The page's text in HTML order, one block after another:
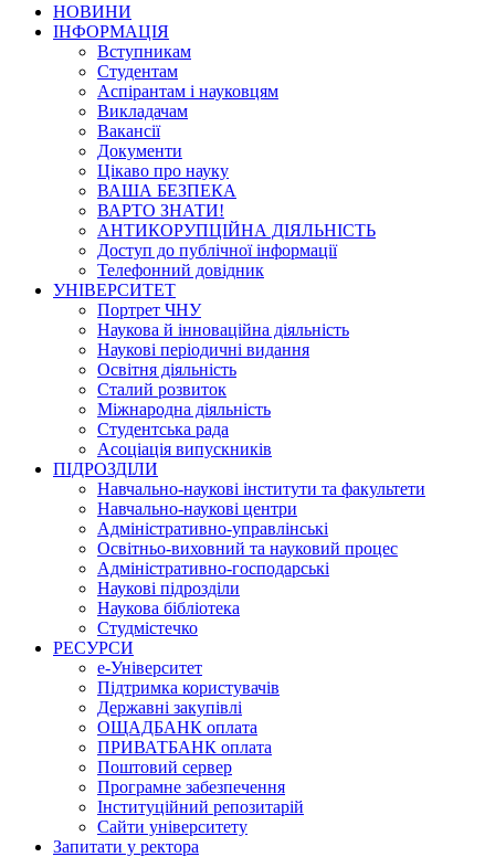
НОВИНИ
ІНФОРМАЦІЯ
Вступникам
Студентам
Аспірантам і науковцям
Викладачам
Вакансії
Документи
Цікаво про науку
ВАША БЕЗПЕКА
ВАРТО ЗНАТИ!
АНТИКОРУПЦІЙНА ДІЯЛЬНІСТЬ
Доступ до публічної інформації
Телефонний довідник
УНІВЕРСИТЕТ
Портрет ЧНУ
Наукова й інноваційна діяльність
Наукові періодичні видання
Освітня діяльність
Сталий розвиток
Міжнародна діяльність
Студентська рада
Асоціація випускників
ПІДРОЗДІЛИ
Навчально-наукові інститути та факультети
Навчально-наукові центри
Адміністративно-управлінські
Освітньо-виховний та науковий процес
Адміністративно-господарські
Наукові підрозділи
Наукова бібліотека
Студмістечко
РЕСУРСИ
е-Університет
Підтримка користувачів
Державні закупівлі
ОЩАДБАНК оплата
ПРИВАТБАНК оплата
Поштовий сервер
Програмне забезпечення
Інституційний репозитарій
Сайти університету
Запитати у ректора